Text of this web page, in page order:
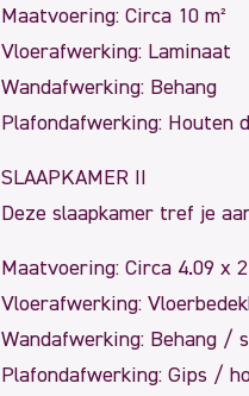
Maatvoering: Circa 10 m²
Vloerafwerking: Laminaat
Wandafwerking: Behang
Plafondafwerking: Houten
SLAAPKAMER II
Deze slaapkamer tref je
Maatvoering: Circa 4.09 x
Vloerafwerking:
Wandafwerking: Behang /
Plafondafwerking: Gips /